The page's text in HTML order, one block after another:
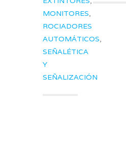
MONITORES,
ROCIADORES
AUTOMÁTICOS,
SEÑALÉTICA
Y
SEÑALIZACIÓN